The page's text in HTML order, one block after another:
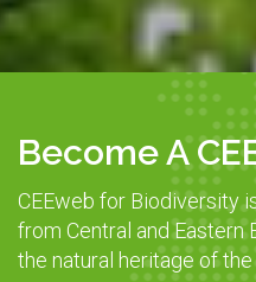
Become A
CEEweb for Biodiversity
from Central and Eastern
the natural heritage of the